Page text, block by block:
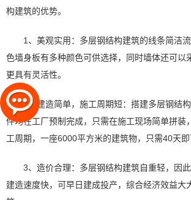
构建筑的优势。
1、美观实用：多层钢结构建筑的线条简洁
色墙身板有多种颜色可供选择，同时墙体还可以
更具有灵活性。
2、建造简单，施工周期短：搭建多层钢结
件均在工厂预制完成，只需在施工现场简单拼装
工周期，一座6000平方米的建筑物，只需40天即
3、造价合理：多层钢结构建筑自重轻，因此
建造速度快，可早日建成投产，综合经济效益大